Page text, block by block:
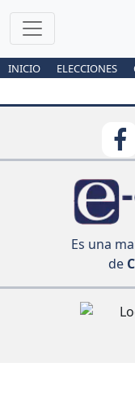
INICIO ELECCIONES
Es una
de